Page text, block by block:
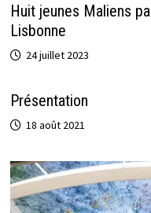
Huit jeunes Maliens
Lisbonne
24 juillet 2023
Présentation
18 août 2021